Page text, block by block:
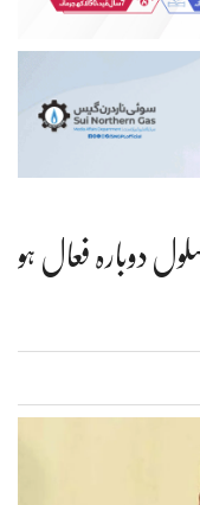
زائد بند اسکول دوبارہ فعال ہو